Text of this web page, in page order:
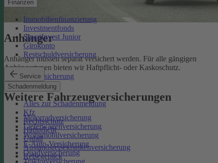
Finanzen
Immobilienfinanzierung
Investmentfonds
SmartInvest Junior
Girokonto
Restschuldversicherung
Service
Schadenmeldung
Alles zur Schadenmeldung
Kfz
Rechtsschutz
Haftpflicht
Unfall
Auslandsreisekrankenversicherung
Reisegepäck
Anhänger
Anhänger müssen separat versichert werden. Für alle gängigen
Anhängertypen bieten wir Haftpflicht- oder Kaskoschutz.
Anhängerversicherung
Weitere Fahrzeugversicherungen
Motorradversicherung
Lieferwagenversicherung
Wohnmobilversicherung
E-Auto-Versicherung
Quadversicherung